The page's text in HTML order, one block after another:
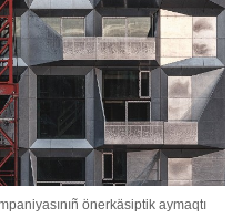
önerkäsiptik aymaqtı